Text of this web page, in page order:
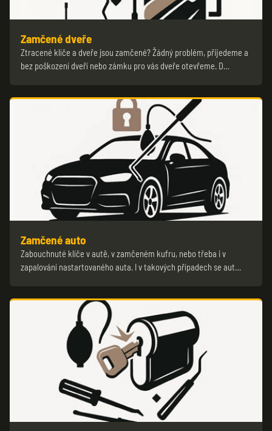
Zamčené dveře
Ztracené klíče a dveře jsou zamčené? Žádný problém, přijedeme a
bez poškození dveří nebo zámku pro vás dveře otevřeme. D…
Zamčené auto
Zabouchnuté klíče v autě, v zamčeném kufru, nebo třeba i v
zapalování nastartovaného auta. I v takových případech se aut…